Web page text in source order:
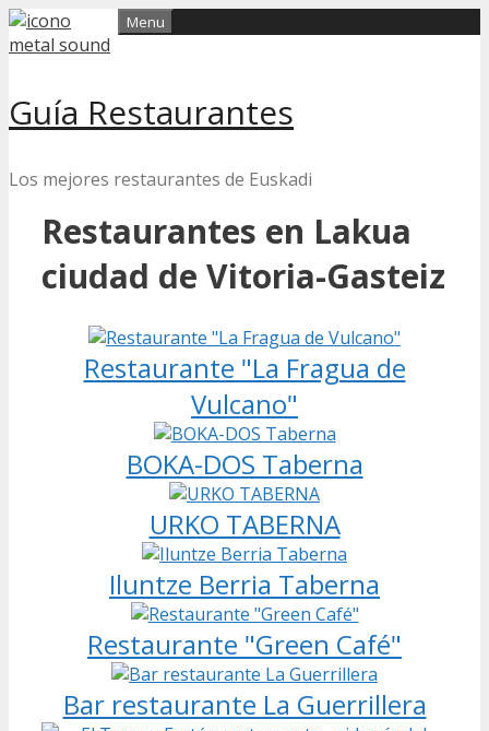
Skip
to
Guía Restaurantes
Los mejores restaurantes de Euskadi
Menu
Restaurantes en Lakua
ciudad de Vitoria-Gasteiz
Restaurante "La Fragua de
Vulcano"
BOKA-DOS Taberna
URKO TABERNA
Iluntze Berria Taberna
Restaurante "Green Café"
Bar restaurante La Guerrillera